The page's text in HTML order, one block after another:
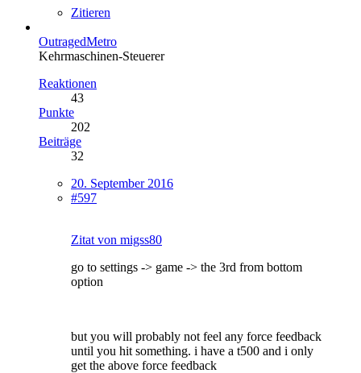
Zitieren
OutragedMetro
Kehrmaschinen-Steuerer
Reaktionen
43
Punkte
202
Beiträge
32
20. September 2016
#597
Zitat von migss80
go to settings -> game -> the 3rd from bottom
option
but you will probably not feel any force feedback
until you hit something. i have a t500 and i only
get the above force feedback